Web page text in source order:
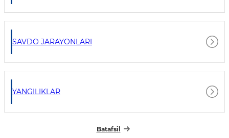
SAVDO JARAYONLARI
YANGILIKLAR
Batafsil